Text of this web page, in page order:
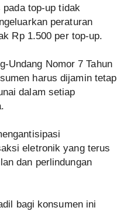
top-up tidak
peraturan
Rp 1.500 per top-up.
Undang Nomor 7 Tahun
harus dijamin tetap
dalam setiap
eletronik yang terus
dan perlindungan
bagi konsumen ini